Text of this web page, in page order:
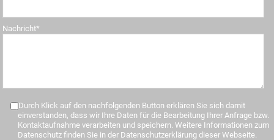
Nachricht*
Durch Klick auf den nachfolgenden Button erklären Sie sich damit
einverstanden, dass wir Ihre Daten für die Bearbeitung Ihrer Anfrage bzw.
Kontaktaufnahme verarbeiten und speichern. Weitere Informationen zum
Datenschutz finden Sie in der Datenschutzerklärung dieser Webseite.